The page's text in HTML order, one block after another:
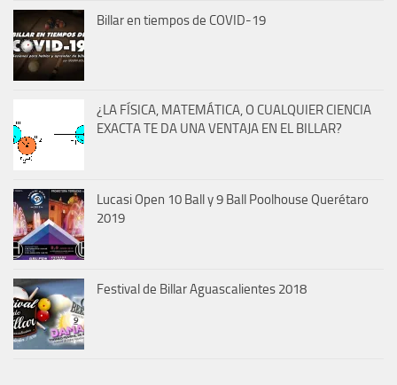
Billar en tiempos de COVID-19
¿LA FÍSICA, MATEMÁTICA, O CUALQUIER CIENCIA
EXACTA TE DA UNA VENTAJA EN EL BILLAR?
Lucasi Open 10 Ball y 9 Ball Poolhouse Querétaro
2019
Festival de Billar Aguascalientes 2018